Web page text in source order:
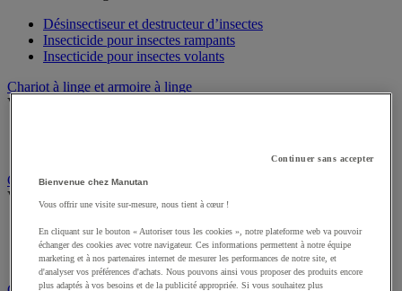
Désinsectiseur et destructeur d’insectes
Insecticide pour insectes rampants
Chariot à linge et armoire à linge
Chariot de nettoyage
Voir toute la catégorie
Accessoires pour chariot de nettoyage
Chariot de lavage
Chariot de ménage
Continuer sans accepter
Bienvenue chez Manutan
Vous offrir une visite sur-mesure, nous tient à cœur !
En cliquant sur le bouton « Autoriser tous les cookies », notre plateforme web va pouvoir
échanger des cookies avec votre navigateur. Ces informations permettent à notre équipe
marketing et à nos partenaires internet de mesurer les performances de notre site, et
d'analyser vos préférences d'achats. Nous pouvons ainsi vous proposer des produits encore
plus adaptés à vos besoins et de la publicité appropriée. Si vous souhaitez plus